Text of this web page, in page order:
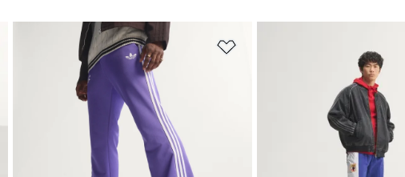
Dodaj do listy życzeń